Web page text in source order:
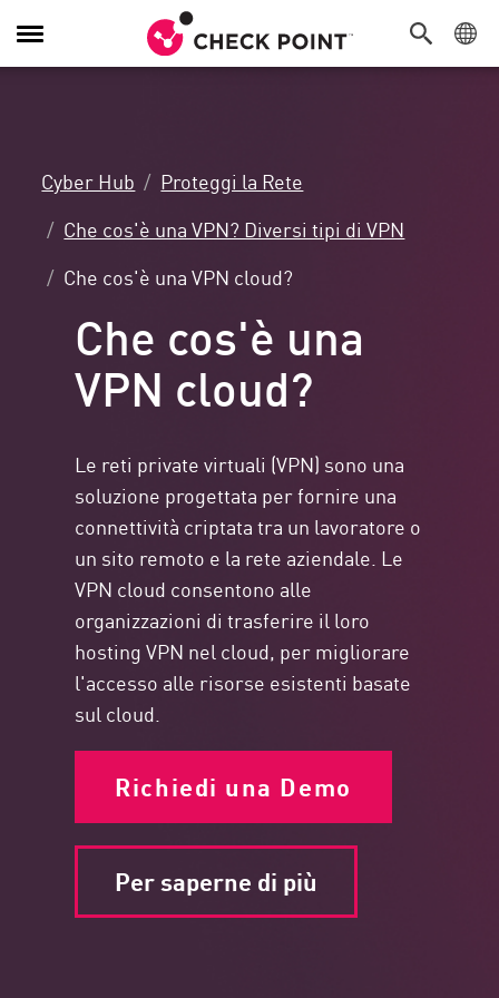
Attiva/Disattiva
navigazione
Cyber Hub
Proteggi la Rete
Che cos'è una VPN? Diversi tipi di VPN
Che cos'è una VPN cloud?
Che cos'è una
VPN cloud?
Le reti private virtuali (VPN) sono una
soluzione progettata per fornire una
connettività criptata tra un lavoratore o
un sito remoto e la rete aziendale. Le
VPN cloud consentono alle
organizzazioni di trasferire il loro
hosting VPN nel cloud, per migliorare
l'accesso alle risorse esistenti basate
sul cloud.
Richiedi una Demo
Per saperne di più